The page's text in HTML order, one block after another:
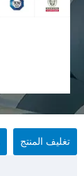
تغليف المنتج